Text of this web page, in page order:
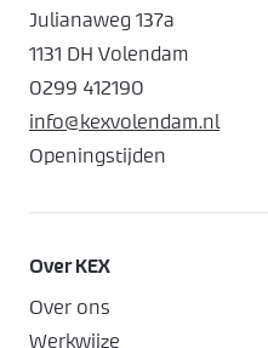
Over KEX
Over ons
Werkwijze
Julianaweg 137a
1131 DH Volendam
0299 412190
info@kexvolendam.nl
Openingstijden